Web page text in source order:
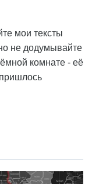
мои тексты
не додумывайте
комнате - её